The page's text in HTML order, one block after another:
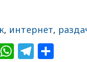
, интернет,
WhatsApp